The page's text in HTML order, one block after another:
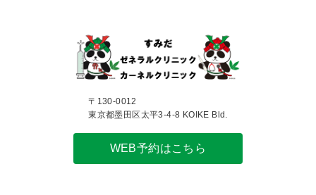
〒130-0012
東京都墨田区太平3-4-8 KOIKE Bld.
WEB予約はこちら